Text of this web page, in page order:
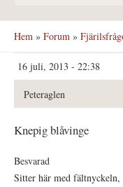
Hem » Forum »
16 juli, 2013 - 22:38
Peteraglen
Knepig blåvinge
Besvarad
Sitter här med